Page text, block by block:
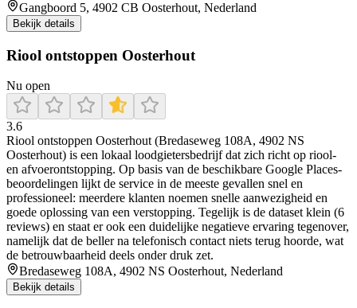
Gangboord 5, 4902 CB Oosterhout, Nederland
Bekijk details
Riool ontstoppen Oosterhout
Nu open
3.6
Riool ontstoppen Oosterhout (Bredaseweg 108A, 4902 NS
Oosterhout) is een lokaal loodgietersbedrijf dat zich richt op riool-
en afvoerontstopping. Op basis van de beschikbare Google Places-
beoordelingen lijkt de service in de meeste gevallen snel en
professioneel: meerdere klanten noemen snelle aanwezigheid en
goede oplossing van een verstopping. Tegelijk is de dataset klein (6
reviews) en staat er ook een duidelijke negatieve ervaring tegenover,
namelijk dat de beller na telefonisch contact niets terug hoorde, wat
de betrouwbaarheid deels onder druk zet.
Bredaseweg 108A, 4902 NS Oosterhout, Nederland
Bekijk details